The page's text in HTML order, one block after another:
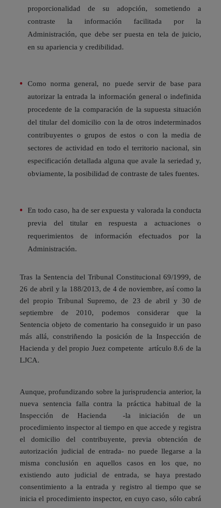
proporcionalidad de su adopción, sometiendo a
contraste la información facilitada por la
Administración, que debe ser puesta en tela de juicio,
en su apariencia y credibilidad.
Como norma general, no puede servir de base para
autorizar la entrada la información general o indefinida
procedente de la comparación de la supuesta situación
del titular del domicilio con la de otros indeterminados
contribuyentes o grupos de estos o con la media de
sectores de actividad en todo el territorio nacional, sin
especificación detallada alguna que avale la seriedad y,
obviamente, la posibilidad de contraste de tales fuentes.
En todo caso, ha de ser expuesta y valorada la conducta
previa del titular en respuesta a actuaciones o
requerimientos de información efectuados por la
Administración.
Tras la Sentencia del Tribunal Constitucional 69/1999, de
26 de abril y la 188/2013, de 4 de noviembre, así como la
del propio Tribunal Supremo, de 23 de abril y 30 de
septiembre de 2010, podemos considerar que la
Sentencia objeto de comentario ha conseguido ir un paso
más allá, constriñendo la posición de la Inspección de
Hacienda y del propio Juez competente artículo 8.6 de la
LJCA.
Aunque, profundizando sobre la jurisprudencia anterior, la
nueva sentencia falla contra la práctica habitual de la
Inspección de Hacienda -la iniciación de un
procedimiento inspector al tiempo en que accede y registra
el domicilio del contribuyente, previa obtención de
autorización judicial de entrada- no puede llegarse a la
misma conclusión en aquellos casos en los que, no
existiendo auto judicial de entrada, se haya prestado
consentimiento a la entrada y registro al tiempo que se
inicia el procedimiento inspector, en cuyo caso, sólo cabrá